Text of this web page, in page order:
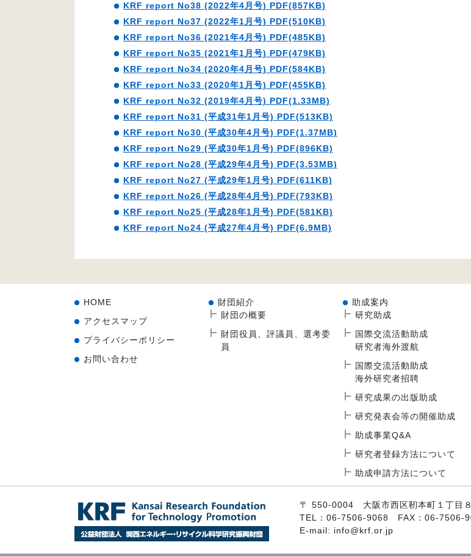
KRF report No38 (2022年4月号) PDF(857KB)
KRF report No37 (2022年1月号) PDF(510KB)
KRF report No36 (2021年4月号) PDF(485KB)
KRF report No35 (2021年1月号) PDF(479KB)
KRF report No34 (2020年4月号) PDF(584KB)
KRF report No33 (2020年1月号) PDF(455KB)
KRF report No32 (2019年4月号) PDF(1.33MB)
KRF report No31 (平成31年1月号) PDF(513KB)
KRF report No30 (平成30年4月号) PDF(1.37MB)
KRF report No29 (平成30年1月号) PDF(896KB)
KRF report No28 (平成29年4月号) PDF(3.53MB)
KRF report No27 (平成29年1月号) PDF(611KB)
KRF report No26 (平成28年4月号) PDF(793KB)
KRF report No25 (平成28年1月号) PDF(581KB)
KRF report No24 (平成27年4月号) PDF(6.9MB)
HOME
アクセスマップ
プライバシーポリシー
お問い合わせ
財団紹介
財団の概要
財団役員、評議員、選考委
員
助成案内
研究助成
国際交流活動助成
研究者海外渡航
国際交流活動助成
海外研究者招聘
研究成果の出版助成
研究発表会等の開催助成
助成事業Q&A
研究者登録方法について
助成申請方法について
〒 550-0004 大阪市西区靭本町１丁目
TEL：06-7506-9068 FAX：06-7506-
E-mail: info@krf.or.jp